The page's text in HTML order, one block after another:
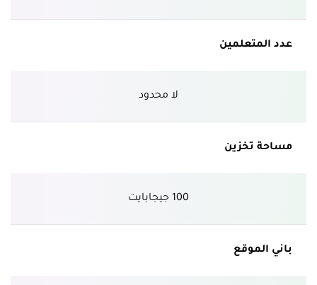
عدد المتعلمين
لا محدود
مساحة تخزين
100 جيجابايت
باني الموقع